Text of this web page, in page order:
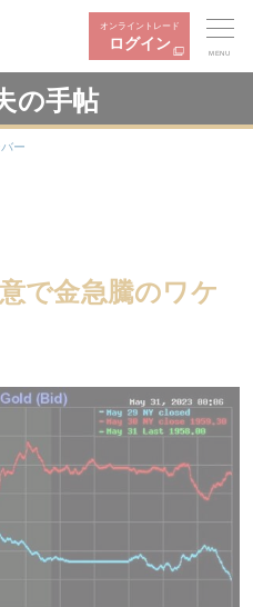
オンライントレード
ログイン
MENU
の手帖
ー
で金急騰のワケ